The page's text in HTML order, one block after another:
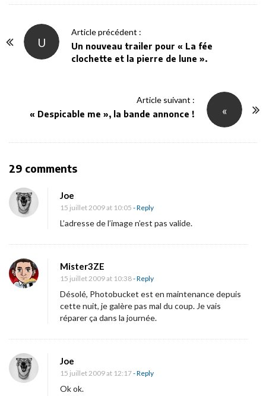
U
Article précédent :
Un nouveau trailer pour « La fée
clochette et la pierre de lune ».
«
Article suivant :
« Despicable me », la bande annonce !
29 commentsO
J
]
«
N
r
o
Joe
15 juillet 2009 at 10:05 - Reply
L’adresse de l’image n’est pas valide.
Mister3ZE
15 juillet 2009 at 10:38- Reply
Désolé, Photobucket est en maintenance depuis
cette nuit, je galère pas mal du coup. Je vais
réparer ça dans la journée.
Joe
15 juillet 2009 at 12:17- Reply
Ok ok.